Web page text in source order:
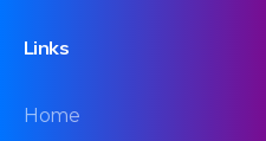
Links
Home